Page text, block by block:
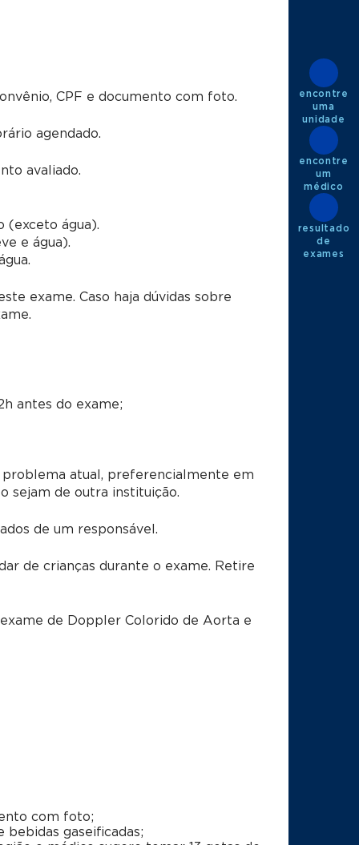
CPF e documento com foto.
agendado.
avaliado.
(exceto água).
e água).
exame. Caso haja dúvidas sobre
antes do exame;
atual, preferencialmente em
sejam de outra instituição.
de um responsável.
de crianças durante o exame. Retire
de Doppler Colorido de Aorta e
com foto;
bebidas gaseificadas;
encontre
uma
unidade
encontre
um
médico
resultado
de
exames